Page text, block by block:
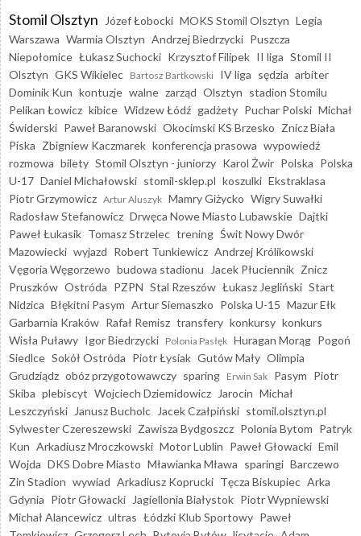
Stomil Olsztyn Józef Łobocki MOKS Stomil Olsztyn Legia
Warszawa Warmia Olsztyn Andrzej Biedrzycki Puszcza
Niepołomice Łukasz Suchocki Krzysztof Filipek II liga Stomil II
Olsztyn GKS Wikielec Bartosz Bartkowski IV liga sędzia arbiter
Dominik Kun kontuzje walne zarząd Olsztyn stadion Stomilu
Pelikan Łowicz kibice Widzew Łódź gadżety Puchar Polski Michał
Świderski Paweł Baranowski Okocimski KS Brzesko Znicz Biała
Piska Zbigniew Kaczmarek konferencja prasowa wypowiedź
rozmowa bilety Stomil Olsztyn - juniorzy Karol Żwir Polska Polska
U-17 Daniel Michałowski stomil-sklep.pl koszulki Ekstraklasa
Piotr Grzymowicz Artur Aluszyk Mamry Giżycko Wigry Suwałki
Radosław Stefanowicz Drwęca Nowe Miasto Lubawskie Dajtki
Paweł Łukasik Tomasz Strzelec trening Świt Nowy Dwór
Mazowiecki wyjazd Robert Tunkiewicz Andrzej Królikowski
Vęgoria Węgorzewo budowa stadionu Jacek Płuciennik Znicz
Pruszków Ostróda PZPN Stal Rzeszów Łukasz Jegliński Start
Nidzica Błękitni Pasym Artur Siemaszko Polska U-15 Mazur Ełk
Garbarnia Kraków Rafał Remisz transfery konkursy konkurs
Wisła Puławy Igor Biedrzycki Polonia Pasłęk Huragan Morąg Pogoń
Siedlce Sokół Ostróda Piotr Łysiak Gutów Mały Olimpia
Grudziądz obóz przygotowawczy sparing Erwin Sak Pasym Piotr
Skiba plebiscyt Wojciech Dziemidowicz Jarocin Michał
Leszczyński
Janusz Bucholc Jacek Czałpiński stomil.olsztyn.pl
Sylwester Czereszewski Zawisza Bydgoszcz Polonia Bytom Patryk
Kun Arkadiusz Mroczkowski Motor Lublin Paweł Głowacki Emil
Wojda DKS Dobre Miasto Mławianka Mława sparingi Barczewo
Zin Stadion wywiad Arkadiusz Koprucki Tęcza Biskupiec Arka
Gdynia Piotr Głowacki Jagiellonia Białystok Piotr Wypniewski
Michał Alancewicz ultras Łódzki Klub Sportowy Paweł